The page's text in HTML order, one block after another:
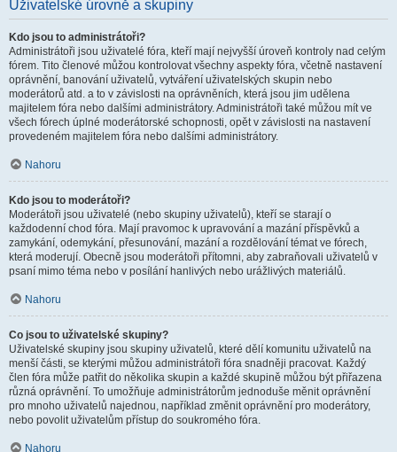
Uživatelské úrovně a skupiny
Kdo jsou to administrátoři?
Administrátoři jsou uživatelé fóra, kteří mají nejvyšší úroveň kontroly nad celým
fórem. Tito členové můžou kontrolovat všechny aspekty fóra, včetně nastavení
oprávnění, banování uživatelů, vytváření uživatelských skupin nebo
moderátorů atd. a to v závislosti na oprávněních, která jsou jim udělena
majitelem fóra nebo dalšími administrátory. Administrátoři také můžou mít ve
všech fórech úplné moderátorské schopnosti, opět v závislosti na nastavení
provedeném majitelem fóra nebo dalšími administrátory.
Nahoru
Kdo jsou to moderátoři?
Moderátoři jsou uživatelé (nebo skupiny uživatelů), kteří se starají o
každodenní chod fóra. Mají pravomoc k upravování a mazání příspěvků a
zamykání, odemykání, přesunování, mazání a rozdělování témat ve fórech,
která moderují. Obecně jsou moderátoři přítomni, aby zabraňovali uživatelů v
psaní mimo téma nebo v posílání hanlivých nebo urážlivých materiálů.
Nahoru
Co jsou to uživatelské skupiny?
Uživatelské skupiny jsou skupiny uživatelů, které dělí komunitu uživatelů na
menší části, se kterými můžou administrátoři fóra snadněji pracovat. Každý
člen fóra může patřit do několika skupin a každé skupině můžou být přiřazena
různá oprávnění. To umožňuje administrátorům jednoduše měnit oprávnění
pro mnoho uživatelů najednou, například změnit oprávnění pro moderátory,
nebo povolit uživatelům přístup do soukromého fóra.
Nahoru